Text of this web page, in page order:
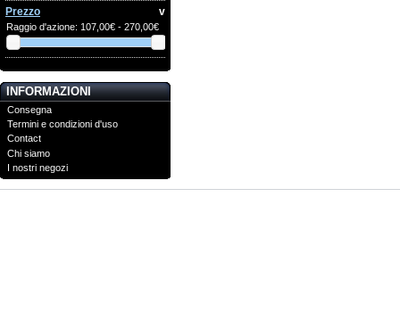
Prezzo v
Raggio d'azione: 107,00€ - 270,00€
INFORMAZIONI
Consegna
Termini e condizioni d'uso
Contact
Chi siamo
I nostri negozi